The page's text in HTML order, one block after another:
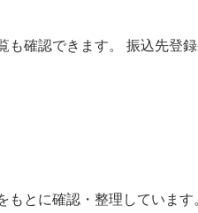
も確認できます。 振込先登
もとに確認・整理していま